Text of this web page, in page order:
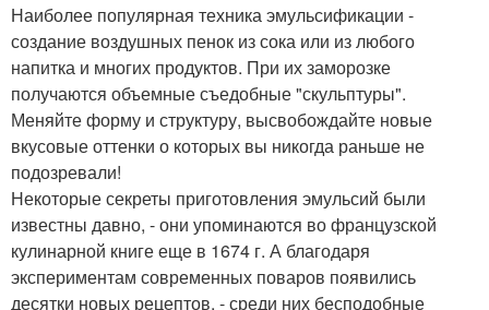
Наиболее популярная техника эмульсификации -
создание воздушных пенок из сока или из любого
напитка и многих продуктов. При их заморозке
получаются объемные съедобные "скульптуры".
Меняйте форму и структуру, высвобождайте новые
вкусовые оттенки о которых вы никогда раньше не
подозревали!
Некоторые секреты приготовления эмульсий были
известны давно, - они упоминаются во французской
кулинарной книге еще в 1674 г. А благодаря
экспериментам современных поваров появились
десятки новых рецептов, - среди них бесподобные